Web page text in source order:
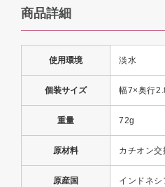
商品詳細
使用環境 淡水
個装サイズ 幅7×奥行
重量 72g
原材料 カチオン
原産国 インドネシ